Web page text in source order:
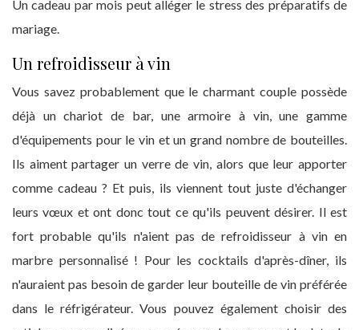
Un cadeau par mois peut alléger le stress des préparatifs de
mariage.
Un refroidisseur à vin
Vous savez probablement que le charmant couple possède
déjà un chariot de bar, une armoire à vin, une gamme
d'équipements pour le vin et un grand nombre de bouteilles.
Ils aiment partager un verre de vin, alors que leur apporter
comme cadeau ? Et puis, ils viennent tout juste d'échanger
leurs vœux et ont donc tout ce qu'ils peuvent désirer. Il est
fort probable qu'ils n'aient pas de refroidisseur à vin en
marbre personnalisé ! Pour les cocktails d'après-dîner, ils
n'auraient pas besoin de garder leur bouteille de vin préférée
dans le réfrigérateur. Vous pouvez également choisir des